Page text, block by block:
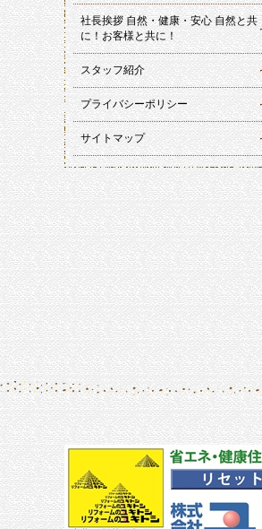
社長挨拶 自然・健康・安心 自然と共
に！お客様と共に！
スタッフ紹介
プライバシーポリシー
サイトマップ